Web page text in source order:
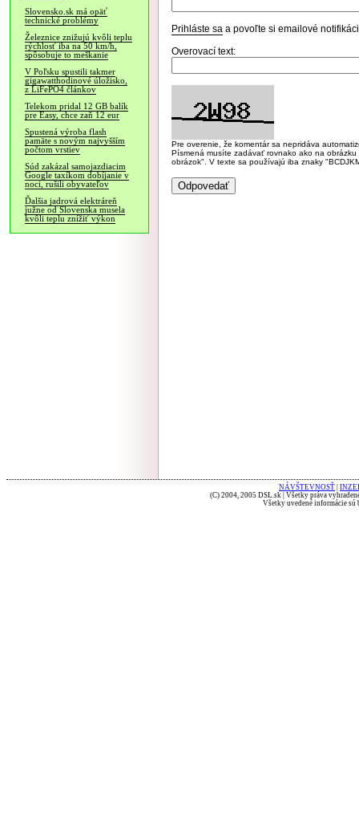
Slovensko.sk má opäť
technické problémy
Železnice znižujú kvôli teplu
rýchlosť iba na 50 km/h,
spôsobuje to meškanie
V Poľsku spustili takmer
gigawatthodinové úložisko,
z LiFePO4 článkov
Telekom pridal 12 GB balík
pre Easy, chce zaň 12 eur
Spustená výroba flash
pamäte s novým najvyšším
počtom vrstiev
Súd zakázal samojazdiacim
Google taxíkom dobíjanie v
noci, rušili obyvateľov
Ďalšia jadrová elektráreň
južne od Slovenska musela
kvôli teplu znížiť výkon
Prihláste sa a povoľte si emailové
Overovací text:
Pre overenie, že komentár sa nepridáva
Písmená musíte zadávať rovnako ako na
obrázok". V texte sa používajú iba znaky
NÁVŠTEVNOSŤ
(C) 2004, 2005 DSL.sk | Všetky práva
Všetky uvedené informácie sú